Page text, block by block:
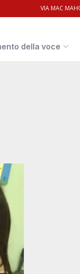
VIA MAC
della voce